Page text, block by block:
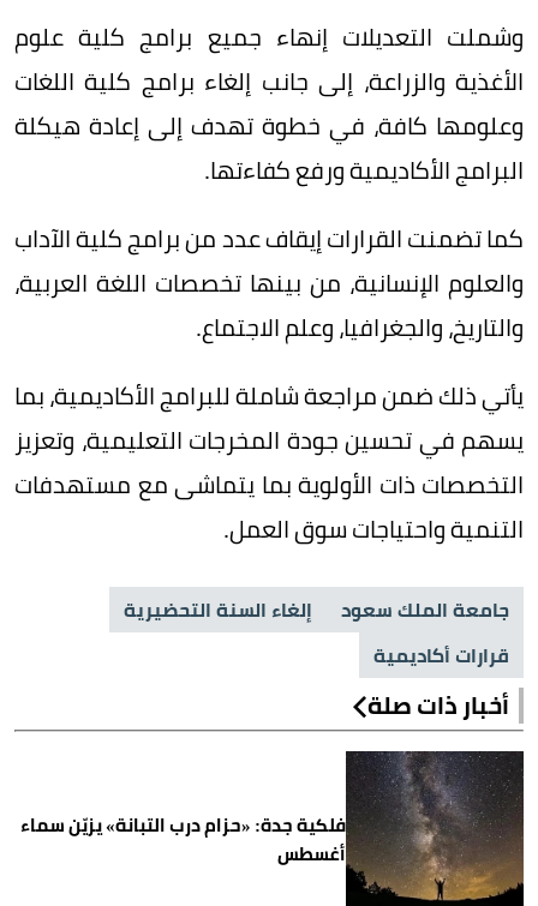
وشملت التعديلات إنهاء جميع برامج كلية علوم
الأغذية والزراعة، إلى جانب إلغاء برامج كلية اللغات
وعلومها كافة، في خطوة تهدف إلى إعادة هيكلة
البرامج الأكاديمية ورفع كفاءتها.
كما تضمنت القرارات إيقاف عدد من برامج كلية الآداب
والعلوم الإنسانية، من بينها تخصصات اللغة العربية،
والتاريخ، والجغرافيا، وعلم الاجتماع.
يأتي ذلك ضمن مراجعة شاملة للبرامج الأكاديمية، بما
يسهم في تحسين جودة المخرجات التعليمية، وتعزيز
التخصصات ذات الأولوية بما يتماشى مع مستهدفات
التنمية واحتياجات سوق العمل.
جامعة الملك سعود
إلغاء السنة التحضيرية
قرارات أكاديمية
أخبار ذات صلة
فلكية جدة: «حزام درب التبانة» يزيّن سماء
أغسطس